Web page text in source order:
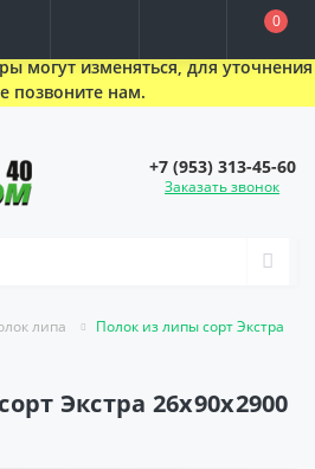
могут изменяться, для уточнения
позвоните нам.
0
+7 (953) 313-45-60
Заказать звонок
липа
Полок из липы сорт Экстра
Экстра 26х90х2900